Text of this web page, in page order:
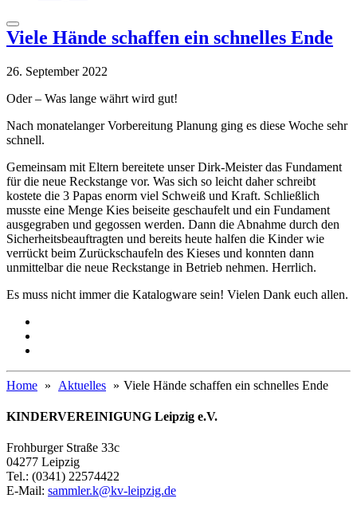
Viele Hände schaffen ein schnelles Ende
26. September 2022
Oder – Was lange währt wird gut!
Nach monatelanger Vorbereitung Planung ging es diese Woche sehr
schnell.
Gemeinsam mit Eltern bereitete unser Dirk-Meister das Fundament
für die neue Reckstange vor. Was sich so leicht daher schreibt
kostete die 3 Papas enorm viel Schweiß und Kraft. Schließlich
musste eine Menge Kies beiseite geschaufelt und ein Fundament
ausgegraben und gegossen werden. Dann die Abnahme durch den
Sicherheitsbeauftragten und bereits heute halfen die Kinder wie
verrückt beim Zurückschaufeln des Kieses und konnten dann
unmittelbar die neue Reckstange in Betrieb nehmen. Herrlich.
Es muss nicht immer die Katalogware sein! Vielen Dank euch allen.
Home Aktuelles Viele Hände schaffen ein schnelles Ende
KINDERVEREINIGUNG Leipzig e.V.
Frohburger Straße 33c
04277 Leipzig
Tel.: (0341) 22574422
E-Mail: sammler.k@kv-leipzig.de